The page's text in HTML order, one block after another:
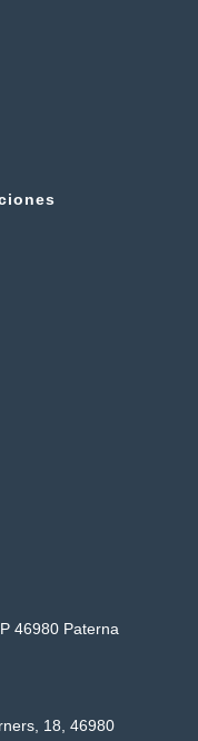
46980 Paterna
18, 46980